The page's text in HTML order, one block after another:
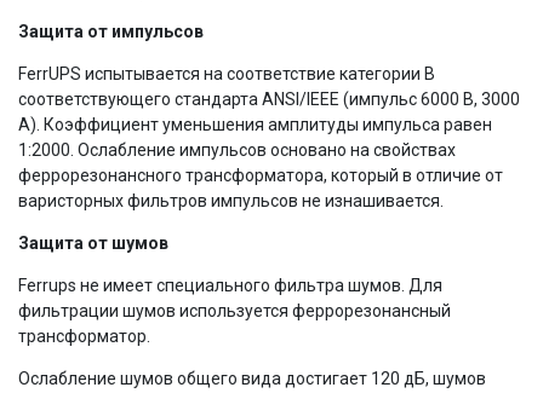
Защита от импульсов
FerrUPS испытывается на соответствие категории В
соответствующего стандарта ANSI/IEEE (импульс 6000 В, 3000
А). Коэффициент уменьшения амплитуды импульса равен
1:2000. Ослабление импульсов основано на свойствах
феррорезонансного трансформатора, который в отличие от
варисторных фильтров импульсов не изнашивается.
Защита от шумов
Ferrups не имеет специального фильтра шумов. Для
фильтрации шумов используется феррорезонансный
трансформатор.
Ослабление шумов общего вида достигает 120 дБ, шумов